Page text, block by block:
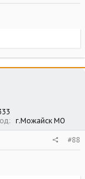
г.Можайск МО
#88